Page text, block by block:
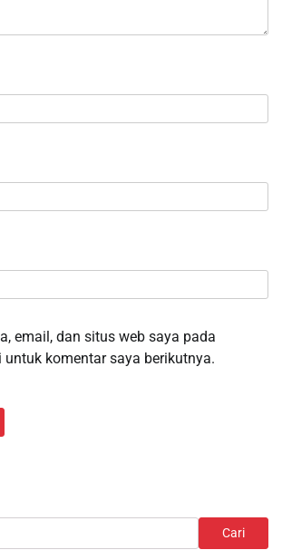
email, dan situs web saya pada
untuk komentar saya berikutnya.
Cari